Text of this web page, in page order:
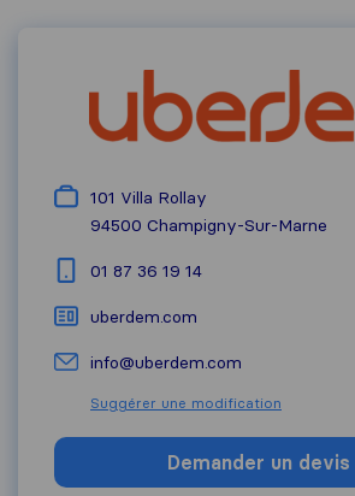
101 Villa Rollay
94500 Champigny-Sur-Marne
01 87 36 19 14
uberdem.com
info@uberdem.com
Suggérer une modification
Demander un devis